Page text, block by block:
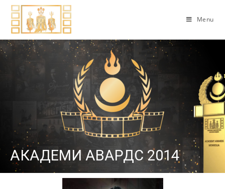
Menu
АКАДЕМИ АВАРДС 2014